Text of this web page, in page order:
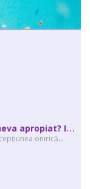
C
e înseamnă când visezi că moare cineva apropiat? Interpretarea visului în ...
onirică...